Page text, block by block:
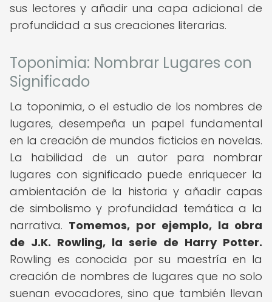
sus lectores y añadir una capa adicional de
profundidad a sus creaciones literarias.
Toponimia: Nombrar Lugares con
Significado
La toponimia, o el estudio de los nombres de
lugares, desempeña un papel fundamental
en la creación de mundos ficticios en novelas.
La habilidad de un autor para nombrar
lugares con significado puede enriquecer la
ambientación de la historia y añadir capas
de simbolismo y profundidad temática a la
narrativa. Tomemos, por ejemplo, la obra
de J.K. Rowling, la serie de Harry Potter.
Rowling es conocida por su maestría en la
creación de nombres de lugares que no solo
suenan evocadores, sino que también llevan